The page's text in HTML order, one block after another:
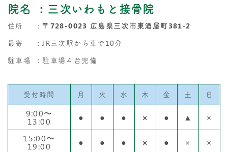
院名 ：三次いわもと接骨院
住所 ： 〒728-0023 広島県三次市東酒屋町381‐2
最寄
：JR三次駅から車で10分
駐車場
：駐車場４台完備
受付時間 月 火 水 木 金 土 日
9:00〜
13:00 ● ● ● × ● ▲
×
15:00〜
19:00 ● ● ● × ● × ×